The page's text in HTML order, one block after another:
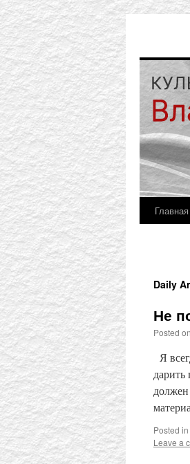
Главная
Daily
Не
Posted on
Я
должен
Posted in
Leave a